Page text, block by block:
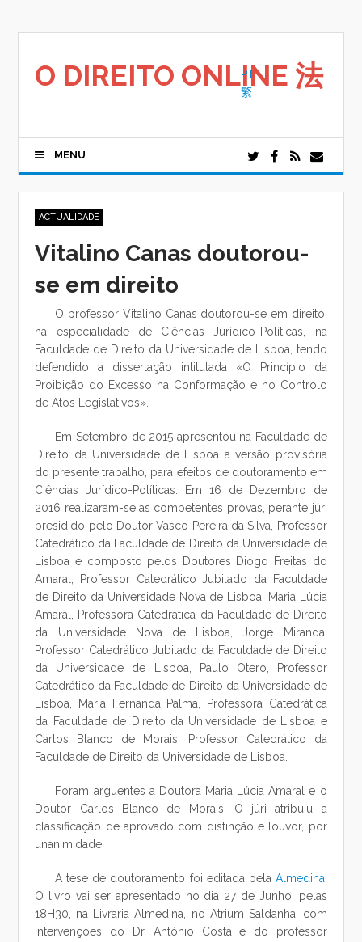
O DIREITO ONLINE 法
PT
繁
MENU
ACTUALIDADE
Vitalino Canas doutorou-
se em direito
O professor Vitalino Canas doutorou-se em direito,
na especialidade de Ciências Jurídico-Políticas, na
Faculdade de Direito da Universidade de Lisboa, tendo
defendido a dissertação intitulada «O Princípio da
Proibição do Excesso na Conformação e no Controlo
de Atos Legislativos».
Em Setembro de 2015 apresentou na Faculdade de
Direito da Universidade de Lisboa a versão provisória
do presente trabalho, para efeitos de doutoramento em
Ciências Jurídico-Políticas. Em 16 de Dezembro de
2016 realizaram-se as competentes provas, perante júri
presidido pelo Doutor Vasco Pereira da Silva, Professor
Catedrático da Faculdade de Direito da Universidade de
Lisboa e composto pelos Doutores Diogo Freitas do
Amaral, Professor Catedrático Jubilado da Faculdade
de Direito da Universidade Nova de Lisboa, Maria Lúcia
Amaral, Professora Catedrática da Faculdade de Direito
da Universidade Nova de Lisboa, Jorge Miranda,
Professor Catedrático Jubilado da Faculdade de Direito
da Universidade de Lisboa, Paulo Otero, Professor
Catedrático da Faculdade de Direito da Universidade de
Lisboa, Maria Fernanda Palma, Professora Catedrática
da Faculdade de Direito da Universidade de Lisboa e
Carlos Blanco de Morais, Professor Catedrático da
Faculdade de Direito da Universidade de Lisboa.
Foram arguentes a Doutora Maria Lúcia Amaral e o
Doutor Carlos Blanco de Morais. O júri atribuiu a
classificação de aprovado com distinção e louvor, por
unanimidade.
A tese de doutoramento foi editada pela Almedina
O livro vai ser apresentado no dia 27 de Junho, pelas
18H30, na Livraria Almedina, no Atrium Saldanha, com
intervenções do Dr. António Costa e do professor